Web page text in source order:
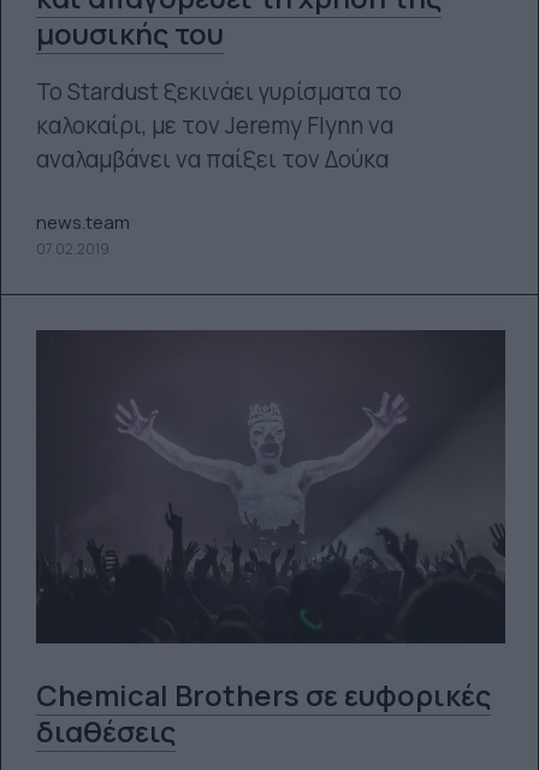
μουσικής του
Το Stardust ξεκινάει γυρίσματα το
καλοκαίρι, με τον Jeremy Flynn να
αναλαμβάνει να παίξει τον Δούκα
news.team
07.02.2019
Chemical Brothers σε ευφορικές
διαθέσεις